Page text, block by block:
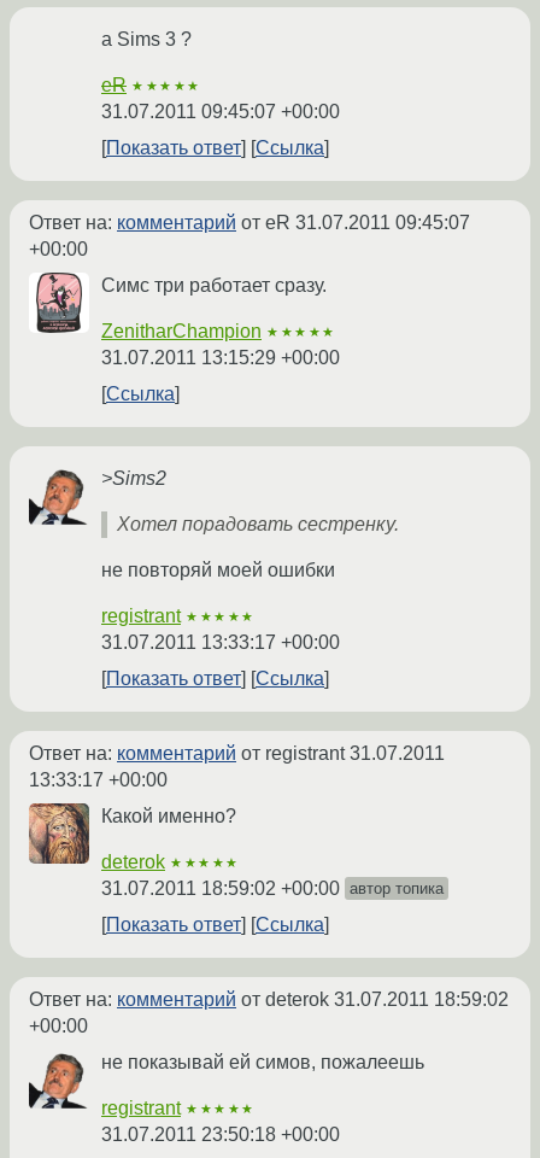
a Sims 3 ?
eR ★★★★★
31.07.2011 09:45:07 +00:00
Показать ответ
Ссылка
Ответ на: комментарий от eR 31.07.2011 09:45:07
+00:00
Симс три работает сразу.
ZenitharChampion ★★★★★
31.07.2011 13:15:29 +00:00
Ссылка
>Sims2
Хотел порадовать сестренку.
не повторяй моей ошибки
registrant ★★★★★
31.07.2011 13:33:17 +00:00
Показать ответ
Ссылка
Ответ на: комментарий от registrant31.07.2011
13:33:17 +00:00
Какой именно?
deterok ★★★★★
31.07.2011 18:59:02 +00:00 автор топика
Показать ответ Ссылка
Ответ на: комментарий от deterok 31.07.2011 18:59:02
+00:00
не показывай ей симов, пожалеешь
registrant ★★★★★
31.07.2011 23:50:18 +00:00